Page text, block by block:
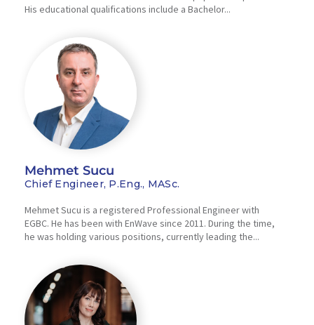
His educational qualifications include a Bachelor...
Mehmet Sucu
Chief Engineer, P.Eng., MASc.
Mehmet Sucu is a registered Professional Engineer with
EGBC. He has been with EnWave since 2011. During the time,
he was holding various positions, currently leading the...